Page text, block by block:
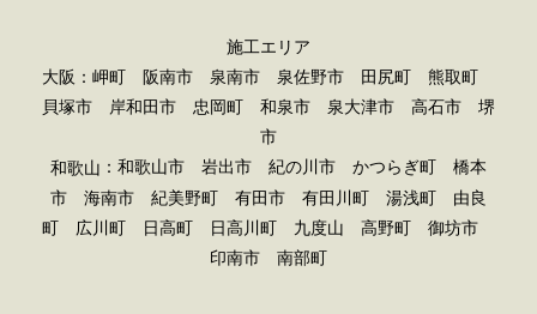
施工エリア
大阪：岬町 阪南市 泉南市 泉佐野市 田尻町 熊取町
貝塚市 岸和田市 忠岡町 和泉市 泉大津市 高石市 堺
市
和歌山 ：和歌山市 岩出市 紀の川市 かつらぎ町 橋本
市 海南市 紀美野町 有田市 有田川町 湯浅町 由良
町 広川町 日高町 日高川町 九度山 高野町 御坊市
印南市 南部町